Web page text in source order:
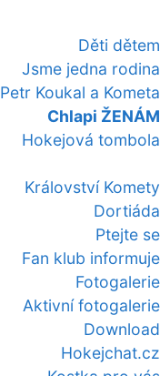
Děti dětem
Jsme jedna rodina
Petr Koukal a Kometa
Chlapi ŽENÁM
Hokejová tombola
Království Komety
Dortiáda
Ptejte se
Fan klub informuje
Fotogalerie
Aktivní fotogalerie
Download
Hokejchat.cz